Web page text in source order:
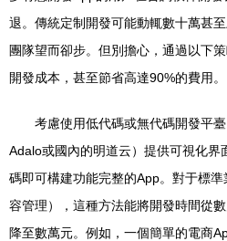
退。傳統定制開發可能動輒數十萬甚
團隊望而卻步。但別擔心，通過以下
開發成本，甚至節省高達90%的費用。
考慮使用低代碼或無代碼開發平
Adalo或國內的明道云）提供可視化
碼即可構建功能完整的App。對于標
容管理），這種方法能將開發時間從
降至數萬元。例如，一個簡單的電商